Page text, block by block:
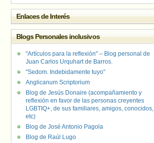
Enlaces de Interés
Blogs Personales inclusivos
"Artículos para la reflexión" – Blog personal de
Juan Carlos Urquhart de Barros.
"Sedom. Indebidamente tuyo"
Anglicanum Scriptorium
Blog de Jesús Donaire (acompañamiento y
reflexión en favor de las personas creyentes
LGBTIQ+, de sus familiares, amigos, conocidos,
etc)
Blog de José Antonio Pagola
Blog de Raúl Lugo